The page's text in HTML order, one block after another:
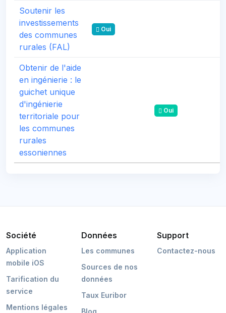
Soutenir les
investissements
des communes
rurales (FAL)
Oui
Obtenir de l'aide
en ingénierie : le
guichet unique
d'ingénierie
territoriale pour
les communes
rurales
essoniennes
Oui
Société
Application
mobile iOS
Tarification du
service
Mentions légales
Données
Les communes
Sources de nos
données
Taux Euribor
Blog
Support
Contactez-nous